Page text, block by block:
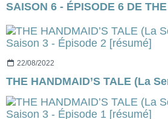
22/08/2022